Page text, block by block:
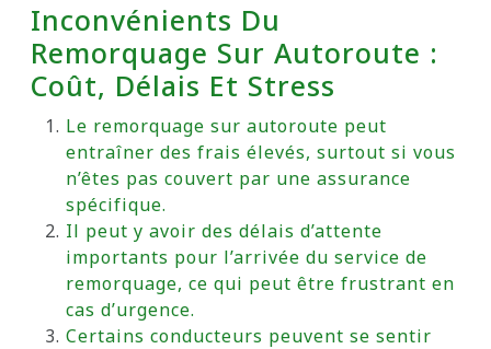
Inconvénients Du
Remorquage Sur Autoroute :
Coût, Délais Et Stress
Le remorquage sur autoroute peut
entraîner des frais élevés, surtout si vous
n’êtes pas couvert par une assurance
spécifique.
Il peut y avoir des délais d’attente
importants pour l’arrivée du service de
remorquage, ce qui peut être frustrant en
cas d’urgence.
Certains conducteurs peuvent se sentir